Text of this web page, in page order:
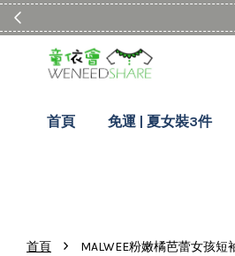
首頁 免運 | 夏女裝3件
首頁 › MALWEE粉嫩橘芭蕾女孩短